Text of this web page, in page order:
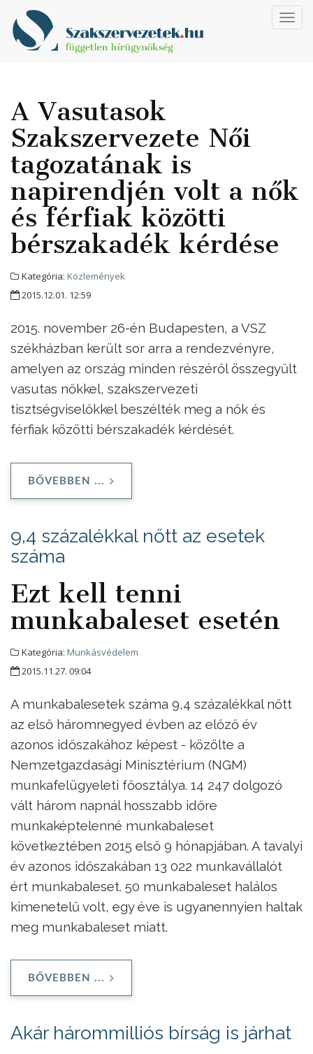
A Vasutasok
Szakszervezete Női
tagozatának is
napirendjén volt a nők
és férfiak közötti
bérszakadék kérdése
Kategória: Közlemények
2015.12.01. 12:59
2015. november 26-én Budapesten, a VSZ
székházban került sor arra a rendezvényre,
amelyen az ország minden részéről összegyűlt
vasutas nőkkel, szakszervezeti
tisztségviselőkkel beszélték meg a nők és
férfiak közötti bérszakadék kérdését.
BŐVEBBEN ...
9,4 százalékkal nőtt az esetek
száma
Ezt kell tenni
munkabaleset esetén
Kategória: Munkásvédelem
2015.11.27. 09:04
A munkabalesetek száma 9,4 százalékkal nőtt
az első háromnegyed évben az előző év
azonos időszakához képest - közölte a
Nemzetgazdasági Minisztérium (NGM)
munkafelügyeleti főosztálya. 14 247 dolgozó
vált három napnál hosszabb időre
munkaképtelenné munkabaleset
következtében 2015 első 9 hónapjában. A tavalyi
év azonos időszakában 13 022 munkavállalót
ért munkabaleset. 50 munkabaleset halálos
kimenetelű volt, egy éve is ugyanennyien haltak
meg munkabaleset miatt.
BŐVEBBEN ...
Akár hárommilliós bírság is járhat